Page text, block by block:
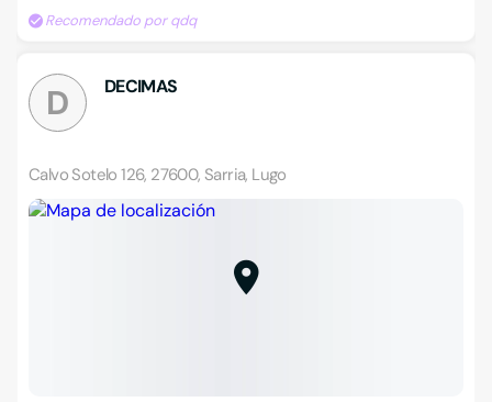
Recomendado por qdq
D DECIMAS
Calvo Sotelo 126, 27600, Sarria, Lugo